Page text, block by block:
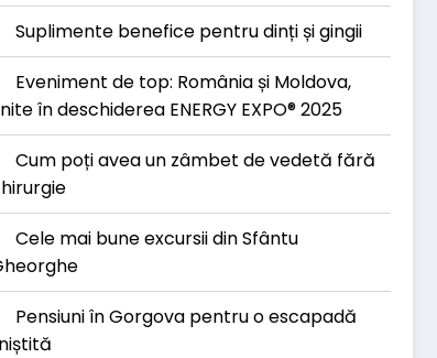
Suplimente benefice pentru dinți și gingii
Eveniment de top: România și Moldova,
în deschiderea ENERGY EXPO® 2025
Cum poți avea un zâmbet de vedetă fără
Cele mai bune excursii din Sfântu
Pensiuni în Gorgova pentru o escapadă